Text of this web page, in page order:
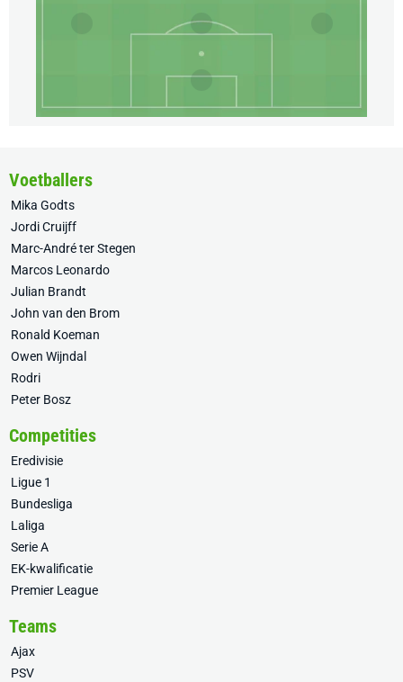
Voetballers
Mika Godts
Jordi Cruijff
Marc-André ter Stegen
Marcos Leonardo
Julian Brandt
John van den Brom
Ronald Koeman
Owen Wijndal
Rodri
Peter Bosz
Competities
Eredivisie
Ligue 1
Bundesliga
Laliga
Serie A
EK-kwalificatie
Premier League
Teams
Ajax
PSV